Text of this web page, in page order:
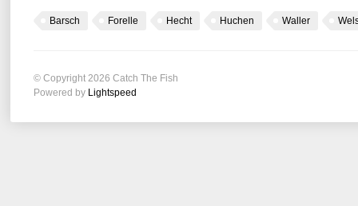
Barsch Forelle Hecht Huchen Waller
© Copyright 2026 Catch The Fish
Powered by Lightspeed